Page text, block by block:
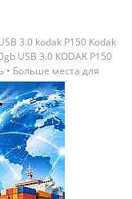
3.0 kodak P150 Kodak
USB 3.0 KODAK P150
• Больше места для
для хранения